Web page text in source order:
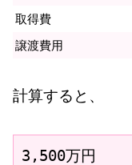
取得費
譲渡費用
計算すると、
3,500万円